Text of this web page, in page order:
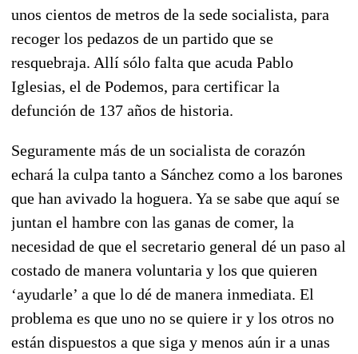
unos cientos de metros de la sede socialista, para
recoger los pedazos de un partido que se
resquebraja. Allí sólo falta que acuda Pablo
Iglesias, el de Podemos, para certificar la
defunción de 137 años de historia.
Seguramente más de un socialista de corazón
echará la culpa tanto a Sánchez como a los barones
que han avivado la hoguera. Ya se sabe que aquí se
juntan el hambre con las ganas de comer, la
necesidad de que el secretario general dé un paso al
costado de manera voluntaria y los que quieren
‘ayudarle’ a que lo dé de manera inmediata. El
problema es que uno no se quiere ir y los otros no
están dispuestos a que siga y menos aún ir a unas